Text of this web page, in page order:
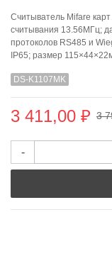
Считыватель Mifare
считывания 13.56МГц;
протоколов RS485 и
IP65; размер
DS-K1107MK
3 411,00 ₽ 3
-